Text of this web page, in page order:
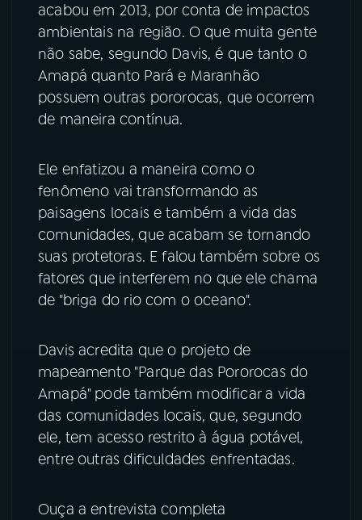
acabou em 2013, por conta de impactos
ambientais na região. O que muita gente
não sabe, segundo Davis, é que tanto o
Amapá quanto Pará e Maranhão
possuem outras pororocas, que ocorrem
de maneira contínua.
Ele enfatizou a maneira como o
fenômeno vai transformando as
paisagens locais e também a vida das
comunidades, que acabam se tornando
suas protetoras. E falou também sobre os
fatores que interferem no que ele chama
de "briga do rio com o oceano".
Davis acredita que o projeto de
mapeamento "Parque das Pororocas do
Amapá" pode também modificar a vida
das comunidades locais, que, segundo
ele, tem acesso restrito à água potável,
entre outras dificuldades enfrentadas.
Ouça a entrevista completa